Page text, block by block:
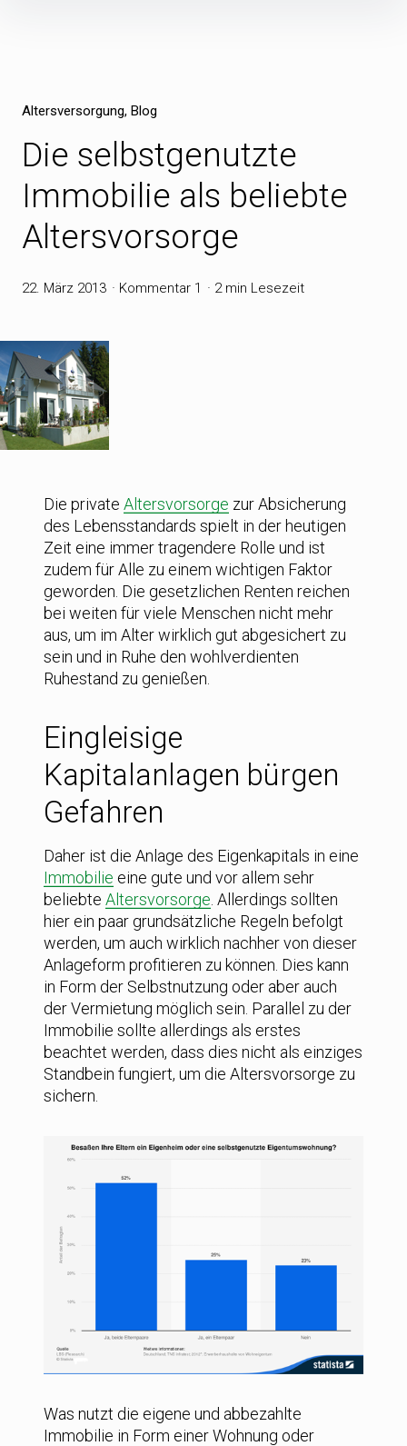
Altersversorgung Blog
Die selbstgenutzte
Immobilie als beliebte
Altersvorsorge
22. März 2013 Kommentar 1 2 min Lesezeit
Die private Altersvorsorge zur Absicherung
des Lebensstandards spielt in der heutigen
Zeit eine immer tragendere Rolle und ist
zudem für Alle zu einem wichtigen Faktor
geworden. Die gesetzlichen Renten reichen
bei weiten für viele Menschen nicht mehr
aus, um im Alter wirklich gut abgesichert zu
sein und in Ruhe den wohlverdienten
Ruhestand zu genießen.
Eingleisige
Kapitalanlagen bürgen
Gefahren
Daher ist die Anlage des Eigenkapitals in eine
Immobilie eine gute und vor allem sehr
beliebte Altersvorsorge . Allerdings sollten
hier ein paar grundsätzliche Regeln befolgt
werden, um auch wirklich nachher von dieser
Anlageform profitieren zu können. Dies kann
in Form der Selbstnutzung oder aber auch
der Vermietung möglich sein. Parallel zu der
Immobilie sollte allerdings als erstes
beachtet werden, dass dies nicht als einziges
Standbein fungiert, um die Altersvorsorge zu
sichern.
Was nutzt die eigene und abbezahlte
Immobilie in Form einer Wohnung oder